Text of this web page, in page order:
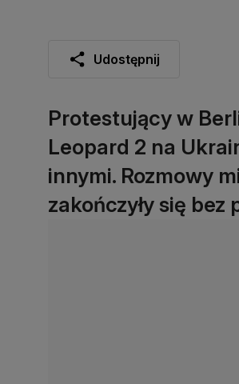
Udostępnij
Protestujący w
Leopard 2 na
innymi. Rozmowy
zakończyły się